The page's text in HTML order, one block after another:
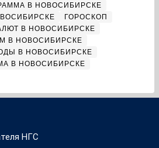
В НОВОСИБИРСКЕ
ГОРОСКОП
В НОВОСИБИРСКЕ
В НОВОСИБИРСКЕ
В НОВОСИБИРСКЕ
В НОВОСИБИРСКЕ
НГС